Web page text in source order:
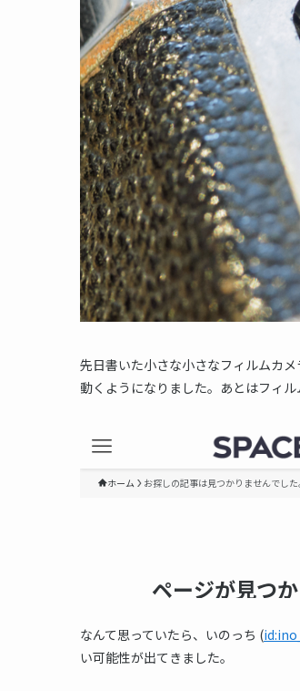
先日書いた小さな小さなフィルムカ
動くようになりました。あとはフィ
なんて思っていたら、いのっち (
い可能性が出てきました。